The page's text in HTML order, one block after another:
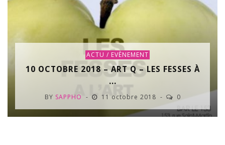
ACTU / EVÈNEMENT
10 OCTOBRE 2018 – ART Q – LES FESSES À
...
BY SAPPHO 11 octobre 2018 0